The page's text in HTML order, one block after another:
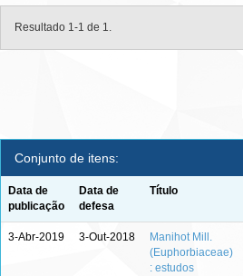
Resultado 1-1 de 1.
Conjunto de itens:
Data de
publicação
Data de
defesa
Título
3-Abr-2019 3-Out-2018
Manihot Mill.
(Euphorbiaceae)
: estudos